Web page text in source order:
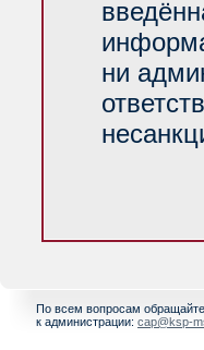
ни
По всем вопросам
к администрации: cap@ksp-